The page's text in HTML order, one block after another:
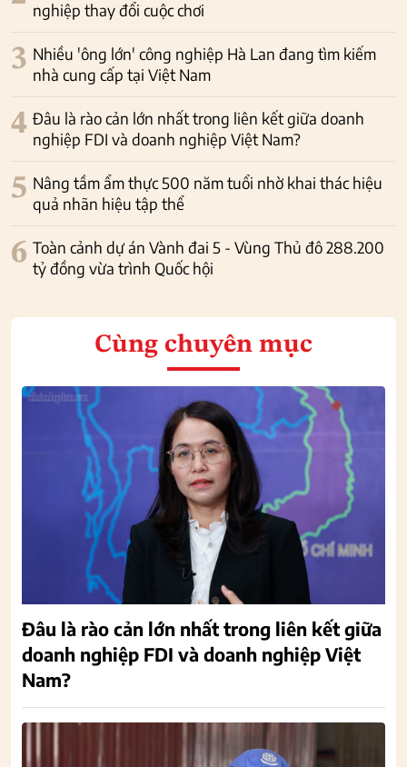
nghiệp thay đổi cuộc chơi
3 Nhiều 'ông lớn' công nghiệp Hà Lan đang tìm kiếm
nhà cung cấp tại Việt Nam
4 Đâu là rào cản lớn nhất trong liên kết giữa doanh
nghiệp FDI và doanh nghiệp Việt Nam?
5 Nâng tầm ẩm thực 500 năm tuổi nhờ khai thác hiệu
quả nhãn hiệu tập thể
6 Toàn cảnh dự án Vành đai 5 - Vùng Thủ đô 288.200
tỷ đồng vừa trình Quốc hội
Cùng chuyên mục
Đâu là rào cản lớn nhất trong liên kết giữa
doanh nghiệp FDI và doanh nghiệp Việt
Nam?